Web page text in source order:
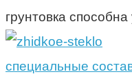
грунтовка
специальные